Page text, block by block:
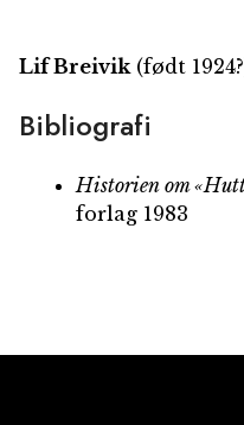
Lif Breivik(født
Bibliografi
Historien om
forlag 1983